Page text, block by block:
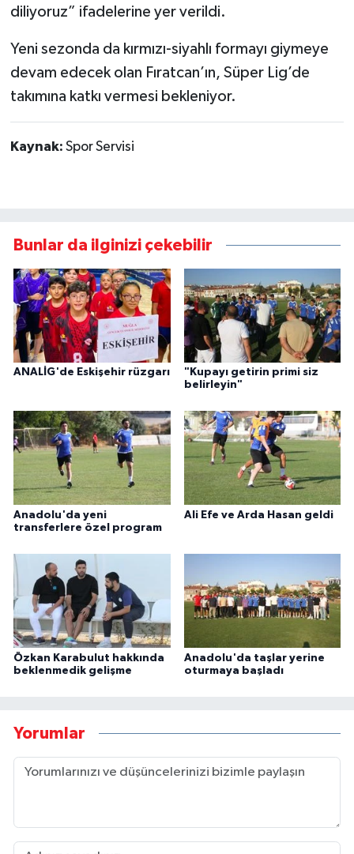
diliyoruz” ifadelerine yer verildi.
Yeni sezonda da kırmızı-siyahlı formayı giymeye
devam edecek olan Fıratcan’ın, Süper Lig’de
takımına katkı vermesi bekleniyor.
Kaynak: Spor Servisi
Bunlar da ilginizi çekebilir
ANALİG'de Eskişehir rüzgarı
"Kupayı getirin primi siz
belirleyin"
Anadolu'da yeni
transferlere özel program
Ali Efe ve Arda Hasan geldi
Özkan Karabulut hakkında
beklenmedik gelişme
Anadolu'da taşlar yerine
oturmaya başladı
Yorumlar